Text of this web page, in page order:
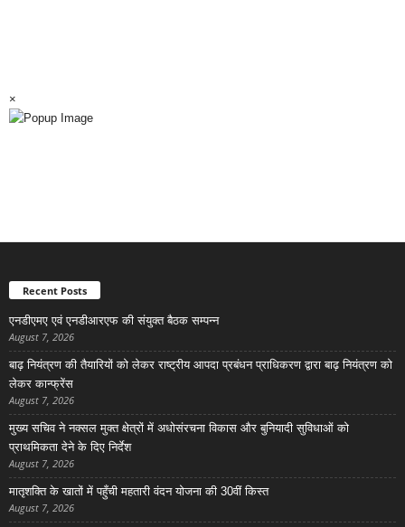
×
Recent Posts
एनडीएमए एवं एनडीआरएफ की संयुक्त बैठक सम्पन्न
August 7, 2026
बाढ़ नियंत्रण की तैयारियों को लेकर राष्ट्रीय आपदा प्रबंधन प्राधिकरण द्वारा बाढ़ नियंत्रण को
लेकर कान्फ्रेंस
August 7, 2026
मुख्य सचिव ने नक्सल मुक्त क्षेत्रों में अधोसंरचना विकास और बुनियादी सुविधाओं को
प्राथमिकता देने के दिए निर्देश
August 7, 2026
मातृशक्ति के खातों में पहुँची महतारी वंदन योजना की 30वीं किस्त
August 7, 2026